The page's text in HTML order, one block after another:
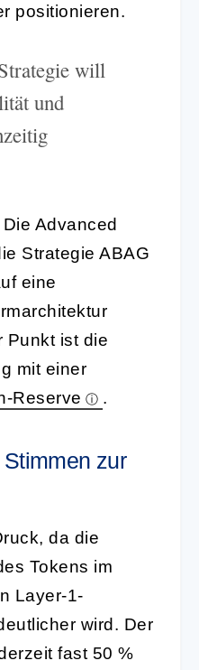
positionieren.
will
und
Advanced
Strategie ABAG
eine
Punkt ist die
mit einer
Reserve .
zur
da die
Tokens im
Layer-1-
wird. Der
fast 50 %